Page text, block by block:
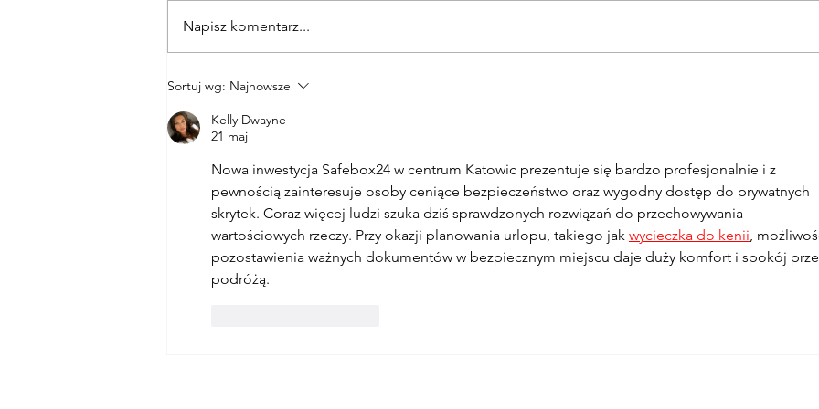
Bezpieczeństwo Twoich
cennych przedmiotów. Jak
dbać o ich ochronę?
Napisz komentarz...
Sortuj wg: Najnowsze
Kelly Dwayne
21 maj
Nowa inwestycja Safebox24 w centrum Katowic prezentuje się bardzo profesjonalnie i z
pewnością zainteresuje osoby ceniące bezpieczeństwo oraz wygodny dostęp do prywatnych
skrytek. Coraz więcej ludzi szuka dziś sprawdzonych rozwiązań do przechowywania
wartościowych rzeczy. Przy okazji planowania urlopu, takiego jak wycieczka do kenii,
pozostawienia ważnych dokumentów w bezpiecznym miejscu daje duży komfort i spokój
podróżą.